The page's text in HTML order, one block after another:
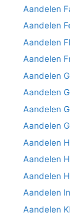
Aandelen
Aandelen
Aandelen
Aandelen
Aandelen
Aandelen
Aandelen
Aandelen
Aandelen
Aandelen
Aandelen
Aandelen
Aandelen